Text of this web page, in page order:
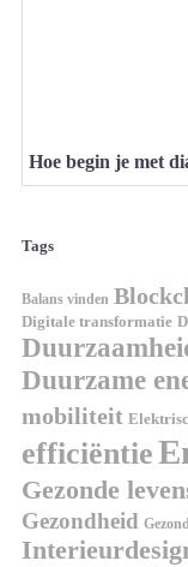
Hoe begin je met
Tags
Balans vinden
Digitale transformatie
Duurzame
mobiliteit
efficiëntie
Gezonde
Gezondheid